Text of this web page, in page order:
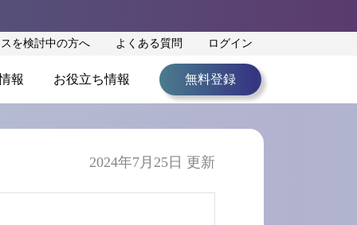
を検討中の方へ よくある質問 ログイン
報 お役立ち情報 無料登録
2024年7月25日 更新